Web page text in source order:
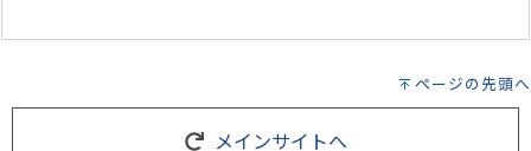
ページの先頭へ
メインサイトへ